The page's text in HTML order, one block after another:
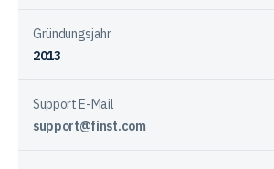
Gründungsjahr
2013
Support E-Mail
support@finst.com